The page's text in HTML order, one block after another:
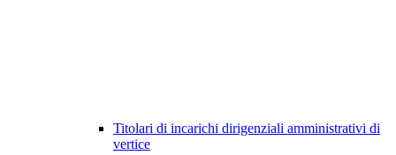
Titolari di incarichi dirigenziali amministrativi di
vertice